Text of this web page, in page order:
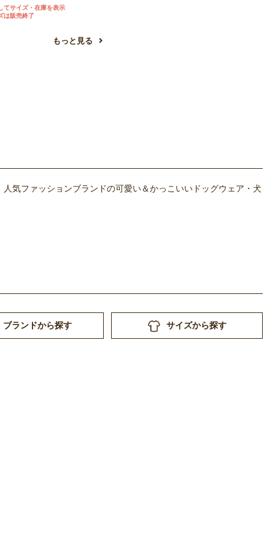
てサイズ・在庫を表示
は販売終了
もっと見る
気ファッションブランドの可愛い＆かっこいいドッグウェア・犬
ブランドから探す サイズから探す